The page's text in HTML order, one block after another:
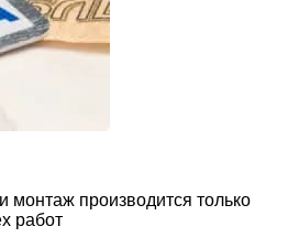
монтаж производится только
работ